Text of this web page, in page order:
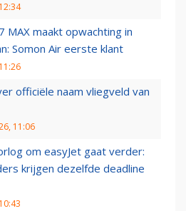
MAX maakt opwachting in
Somon Air eerste klant
officiële naam vliegveld van
11:06
om easyJet gaat verder:
krijgen dezelfde deadline